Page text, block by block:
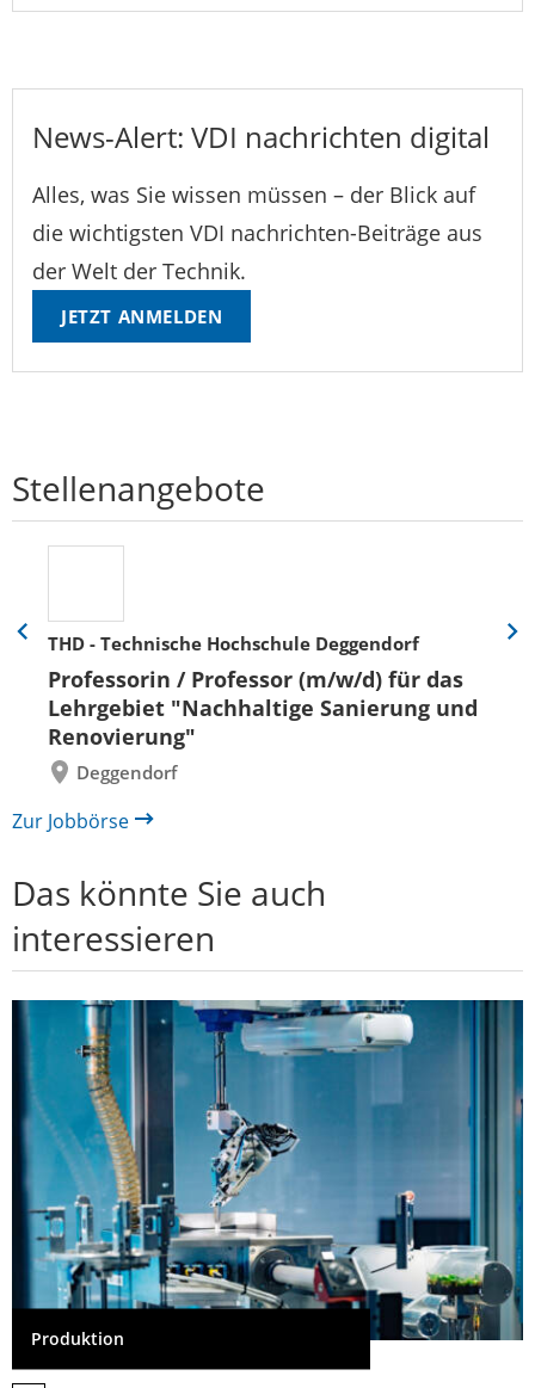
News-Alert: VDI nachrichten digital
Alles, was Sie wissen müssen – der Blick auf
die wichtigsten VDI nachrichten-Beiträge aus
der Welt der Technik.
JETZT ANMELDEN
Stellenangebote
THD - Technische Hochschule Deggendorf
Professorin / Professor (m/w/d) für das
Lehrgebiet "Nachhaltige Sanierung und
Renovierung"
Deggendorf
Eine
zurück
Eine
Zur Jobbörse
Das könnte Sie auch
interessieren
Produktion